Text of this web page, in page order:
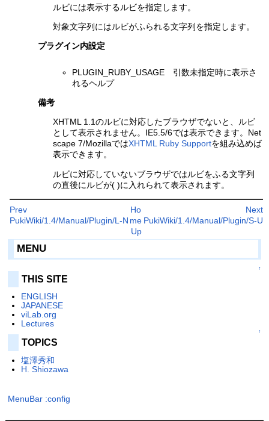
ルビには表示するルビを指定します。
対象文字列にはルビがふられる文字列を指定します。
プラグイン内設定
PLUGIN_RUBY_USAGE 引数未指定時に表示さ
れるヘルプ
備考
XHTML 1.1のルビに対応したブラウザでないと、ルビ
として表示されません。IE5.5/6では表示できます。Net
scape 7/MozillaではXHTML Ruby Supportを組み込めば
表示できます。
ルビに対応していないブラウザではルビをふる文字列
の直後にルビが( )に入れられて表示されます。
Prev
PukiWiki/1.4/Manual/Plugin/L-N
Next
PukiWiki/1.4/Manual/Plugin/S-U
Ho
me
Up
MENU
↑
THIS SITE
ENGLISH
JAPANESE
viLab.org
Lectures
↑
TOPICS
塩澤秀和
H. Shiozawa
MenuBar :config